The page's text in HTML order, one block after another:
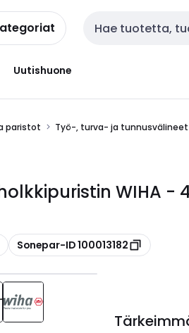
Haku
Uutishuone
paristot Työ-, turva- ja tunnusvälineet
WIHA -
Kopioi
Sonepar-ID 100013182